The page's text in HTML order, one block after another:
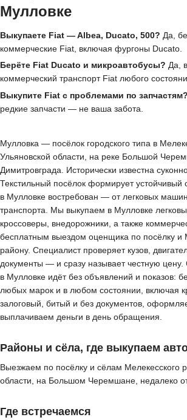
Мулловке
Выкупаете Fiat — Albea, Ducato, 500? Да,
коммерческие Fiat, включая фургоны Ducato.
Берёте Fiat Ducato и микроавтобусы? Да,
коммерческий транспорт Fiat любого
Выкупите Fiat с проблемами по запчастям?
редкие запчасти — не ваша забота.
Мулловка — посёлок городского типа в
Ульяновской области, на реке Большой
Димитровграда. Исторически известна
Текстильный посёлок формирует устойчивый
в Мулловке востребован — от легковых
транспорта. Мы выкупаем в Мулловке
кроссоверы, внедорожники, а также
бесплатным выездом оценщика по посёлку и
району. Специалист проверяет кузов,
документы — и сразу называет честную
в Мулловке идёт без объявлений и показов:
любых марок и в любом состоянии, включая
залоговый, битый и без документов,
выплачиваем деньги в день обращения.
Районы и сёла, где выкупаем
Выезжаем по посёлку и сёлам Мелекесского
области, на Большом Черемшане, недалеко
Где встречаемся